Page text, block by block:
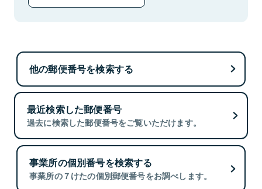
他の郵便番号を検索する
最近検索した郵便番号
過去に検索した郵便番号をご覧いただけます。
事業所の個別番号を検索する
事業所の７けたの個別郵便番号をお調べします。